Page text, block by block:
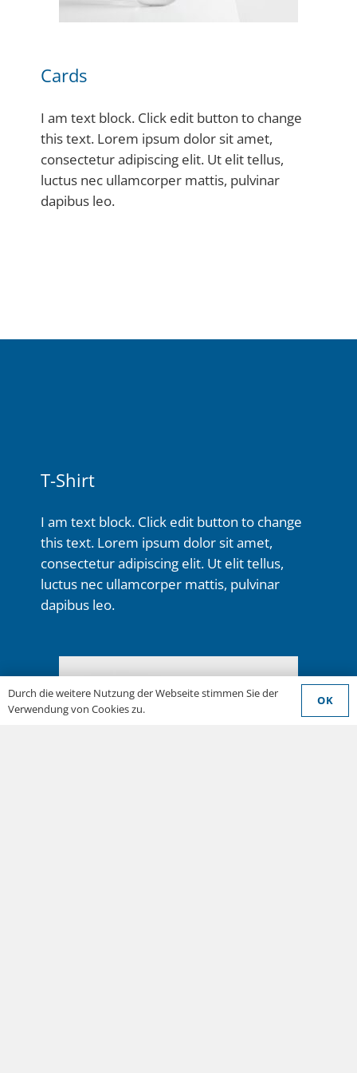
Cards
I am text block. Click edit button to change
this text. Lorem ipsum dolor sit amet,
consectetur adipiscing elit. Ut elit tellus,
luctus nec ullamcorper mattis, pulvinar
dapibus leo.
T-Shirt
I am text block. Click edit button to change
this text. Lorem ipsum dolor sit amet,
consectetur adipiscing elit. Ut elit tellus,
luctus nec ullamcorper mattis, pulvinar
dapibus leo.
Durch die weitere Nutzung der Webseite stimmen Sie der
Verwendung von Cookies zu.
OK